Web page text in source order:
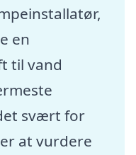
en
til vand
svært for
at vurdere